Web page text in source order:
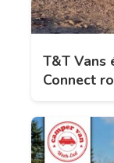
T&T Vans
Connect